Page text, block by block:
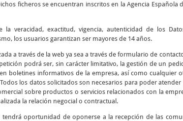
ficheros se encuentran inscritos en la Agencia Española
veracidad, exactitud, vigencia, autenticidad de los
los usuarios garantizan ser mayores de 14 años.
a través de la web ya sea a través de formulario de
podrá ser, sin carácter limitativo, la gestión de un
boletines informativos de la empresa, así como cualquier
los datos solicitados son necesarios para poder
sobre productos o servicios relacionados con la
la relación negocial o contractual.
oportunidad de oponerse a la recepción de las